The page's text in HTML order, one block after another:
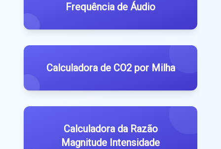
Frequência de Áudio
Calculadora de CO2 por Milha
Calculadora da Razão
Magnitude Intensidade